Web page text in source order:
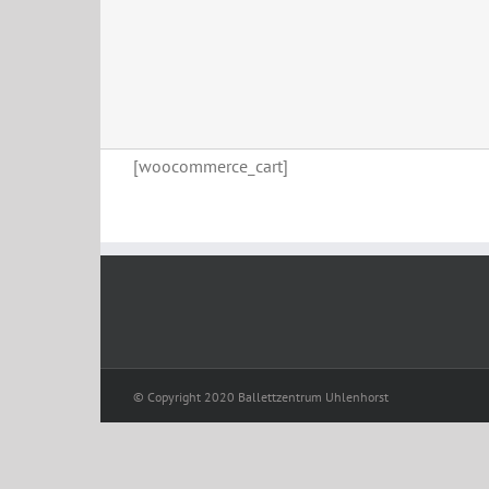
[woocommerce_cart]
© Copyright 2020 Ballettzentrum Uhlenhorst